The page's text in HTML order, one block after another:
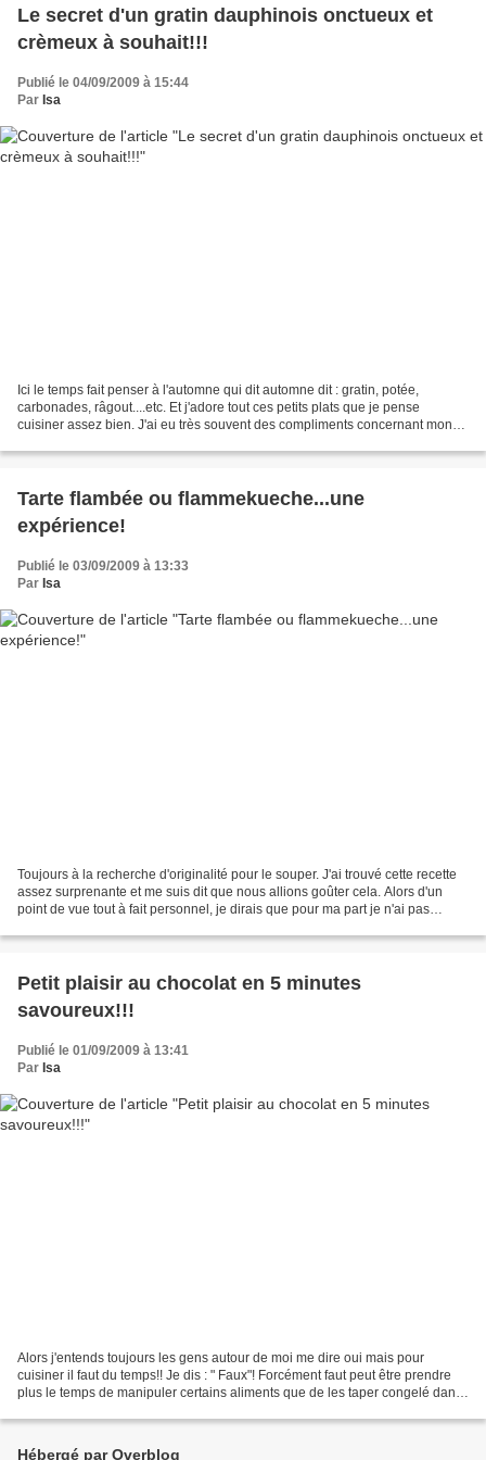
Le secret d'un gratin dauphinois onctueux et
crèmeux à souhait!!!
Publié le 04/09/2009 à 15:44
Par Isa
Ici le temps fait penser à l'automne qui dit automne dit : gratin, potée,
carbonades, râgout....etc. Et j'adore tout ces petits plats que je pense
cuisiner assez bien. J'ai eu très souvent des compliments concernant mon
Tarte flambée ou flammekueche...une
expérience!
Publié le 03/09/2009 à 13:33
Par Isa
Toujours à la recherche d'originalité pour le souper. J'ai trouvé cette recette
assez surprenante et me suis dit que nous allions goûter cela. Alors d'un
point de vue tout à fait personnel, je dirais que pour ma part je n'ai pas
Petit plaisir au chocolat en 5 minutes
savoureux!!!
Publié le 01/09/2009 à 13:41
Par Isa
Alors j'entends toujours les gens autour de moi me dire oui mais pour
cuisiner il faut du temps!! Je dis : " Faux"! Forcément faut peut être prendre
plus le temps de manipuler certains aliments que de les taper congelé dans
Hébergé par Overblog